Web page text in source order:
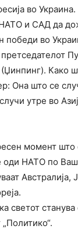
во Украина.
и САД да
победи во
Како
Она што се
утре во
момент што
оди НАТО по
Австралија,
светот